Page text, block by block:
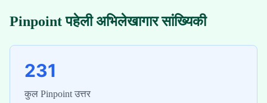
Pinpoint पहेली अभिलेखागार सांख्यिकी
231
कुल Pinpoint उत्तर